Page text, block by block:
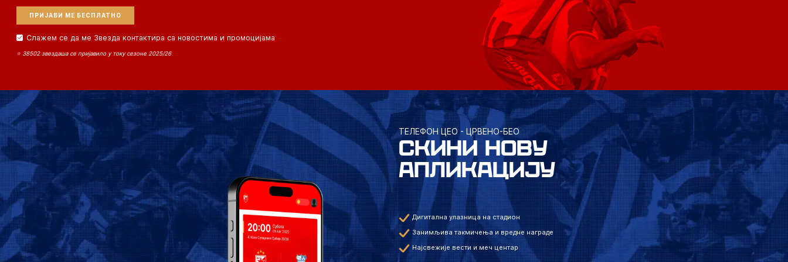
Слажем се да ме Звезда контактира са новостима и промоцијама
⭐ 38502 звездаша се пријавило у току сезоне 2025/26
ТЕЛЕФОН ЦЕО - ЦРВЕНО-БЕО
СКИНИ НОВУ
АПЛИКАЦИЈУ
Дигитална улазница на стадион
Занимљива такмичења и вредне награде
Најсвежије вести и меч центар